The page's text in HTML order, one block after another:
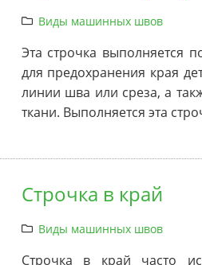
Виды машинных швов
Эта строчка выполняется
для предохранения края
линии шва или среза, а
ткани. Выполняется эта
Строчка в край
Виды машинных швов
Строчка в край часто